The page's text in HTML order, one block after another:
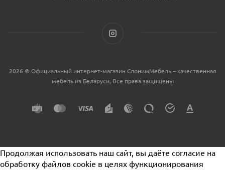
2026 © Официальный интернет-магазин СлонимМебель – качественная
мебель из Беларуси, Все права защищены
Продолжая использовать наш сайт, вы даёте согласие на
обработку файлов cookie в целях функционирования